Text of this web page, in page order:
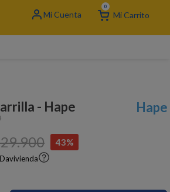
0
- Hape Hape
.900 43%
Davivienda